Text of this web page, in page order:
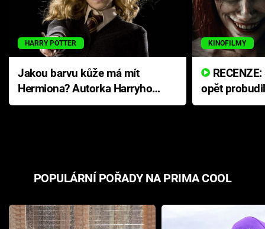
HARRY POTTER
Jakou barvu kůže má mít
Hermiona? Autorka Harryho
Pottera přišla s ráznou
KINOFILMY
opět
přichází s
POPULÁRNÍ POŘADY NA PRIMA COOL